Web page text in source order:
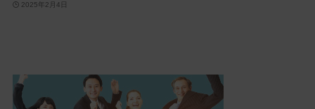
2025年2月4日